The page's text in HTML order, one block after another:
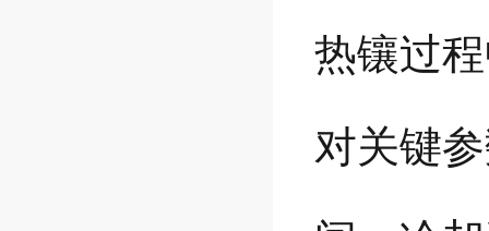
热镶过
对关键